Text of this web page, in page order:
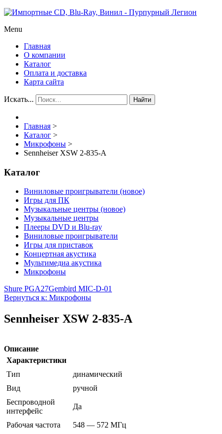
Menu
Главная
О компании
Каталог
Оплата и доставка
Карта сайта
Искать... Найти
Главная >
Каталог >
Микрофоны >
Sennheiser XSW 2-835-A
Каталог
Виниловые проигрыватели (новое)
Игры для ПК
Музыкальные центры (новое)
Музыкальные центры
Плееры DVD и Blu-ray
Виниловые проигрыватели
Игры для приставок
Концертная акустика
Мультимедиа акустика
Микрофоны
Shure PGA27Gembird MIC-D-01
Вернуться к: Микрофоны
Sennheiser XSW 2-835-A
Описание
Характеристики
Тип
динамический
Вид
ручной
Беспроводной
интерфейс
Да
Рабочая частота
548 — 572 МГц